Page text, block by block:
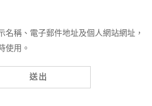
名稱、電子郵件地址及個人網站網址，
使用。